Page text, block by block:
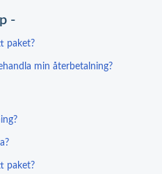
-
paket?
min återbetalning?
paket?